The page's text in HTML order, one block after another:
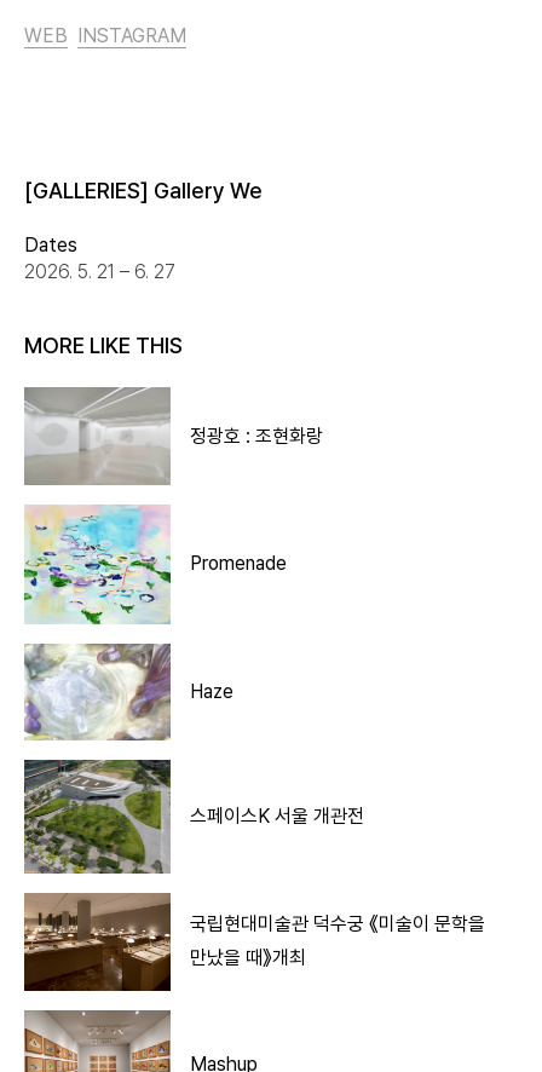
WEB INSTAGRAM
[GALLERIES] Gallery We
Dates
2026. 5. 21 – 6. 27
MORE LIKE THIS
정광호 : 조현화랑
Promenade
Haze
스페이스K 서울 개관전
국립현대미술관 덕수궁 《미술이 문학을
만났을 때》개최
Mashup